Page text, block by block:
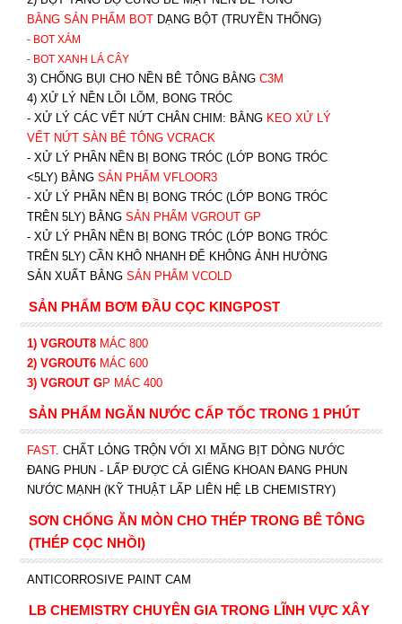
BẰNG SẢN PHẨM BOTDẠNG BỘT (TRUYỀN THỐNG)
- BOT XÁM
- BOT XANH LÁ CÂY
3) CHỐNG BỤI CHO NỀN BÊ TÔNG BẰNG C3M
4) XỬ LÝ NỀN LỒI LÕM, BONG TRÓC
- XỬ LÝ CÁC VẾT NỨT CHÂN CHIM: BẰNG KEO XỬ LÝ
VẾT NỨT SÀN BÊ TÔNG VCRACK
- XỬ LÝ PHẦN NỀN BỊ BONG TRÓC (LỚP BONG TRÓC
<5LY) BẰNG SẢN PHẨM VFLOOR3
- XỬ LÝ PHẦN NỀN BỊ BONG TRÓC (LỚP BONG TRÓC
TRÊN 5LY) BẰNG SẢN PHẨM VGROUT GP
- XỬ LÝ PHẦN NỀN BỊ BONG TRÓC (LỚP BONG TRÓC
TRÊN 5LY) CẦN KHÔ NHANH ĐỂ KHÔNG ẢNH HƯỞNG
SẢN XUẤT BẰNG SẢN PHẨM VCOLD
SẢN PHẨM BƠM ĐẦU CỌC KINGPOST
1) VGROUT8 MÁC 800
2) VGROUT6MÁC 600
3) VGROUT GP MÁC 400
SẢN PHẨM NGĂN NƯỚC CẤP TỐC TRONG 1 PHÚT
FAST. CHẤT LỎNG TRỘN VỚI XI MĂNG BỊT DÒNG NƯỚC
ĐANG PHUN - LẤP ĐƯỢC CẢ GIẾNG KHOAN ĐANG PHUN
NƯỚC MẠNH (KỸ THUẬT LẤP LIÊN HỆ LB CHEMISTRY)
SƠN CHỐNG ĂN MÒN CHO THÉP TRONG BÊ TÔNG
(THÉP CỌC NHỒI)
ANTICORROSIVE PAINT CAM
LB CHEMISTRY CHUYÊN GIA TRONG LĨNH VỰC XÂY